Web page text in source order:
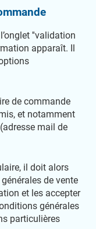
''validation
apparaît. Il
de commande
et notamment
mail de
il doit alors
de vente
et les accepter
générales
particulières